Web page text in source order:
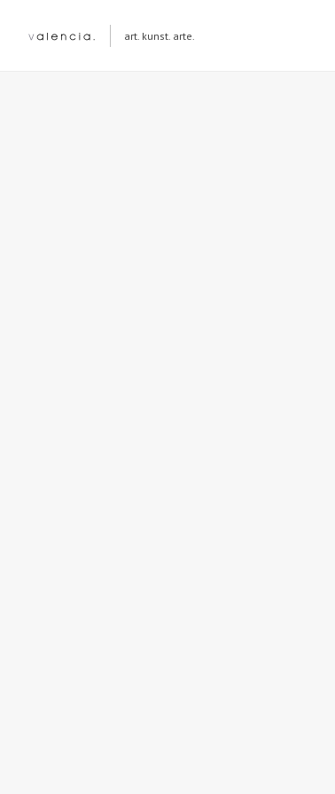
art. kunst. arte.